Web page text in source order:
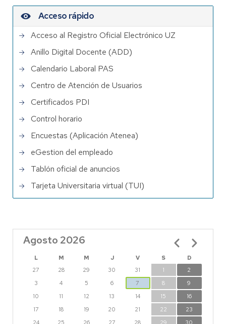
Acceso rápido
Acceso al Registro Oficial Electrónico UZ
Anillo Digital Docente (ADD)
Calendario Laboral PAS
Centro de Atención de Usuarios
Certificados PDI
Control horario
Encuestas (Aplicación Atenea)
eGestion del empleado
Tablón oficial de anuncios
Tarjeta Universitaria virtual (TUI)
Agosto 2026
L M M J V S
D
27
28 29 30 31 1
2
3
4 5 6 7 8
9
10
11 12 13 14 15
16
17
18 19 20 21 22
23
24
25 26 27 28 29
30
Paginación